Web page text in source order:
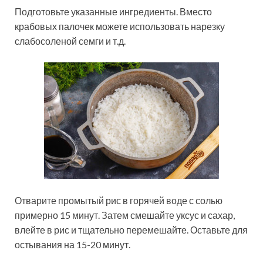
Подготовьте указанные ингредиенты. Вместо
крабовых палочек можете использовать нарезку
слабосоленой семги и т.д.
Отварите промытый рис в горячей воде с солью
примерно 15 минут. Затем смешайте уксус и сахар,
влейте в рис и тщательно перемешайте. Оставьте для
остывания на 15-20 минут.